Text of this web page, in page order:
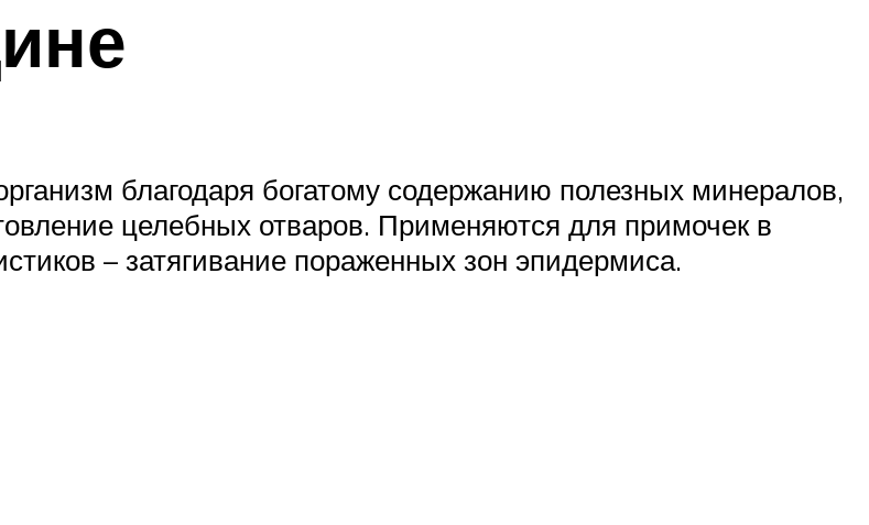
благодаря богатому содержанию полезных минералов,
целебных отваров. Применяются для примочек в
– затягивание пораженных зон эпидермиса.